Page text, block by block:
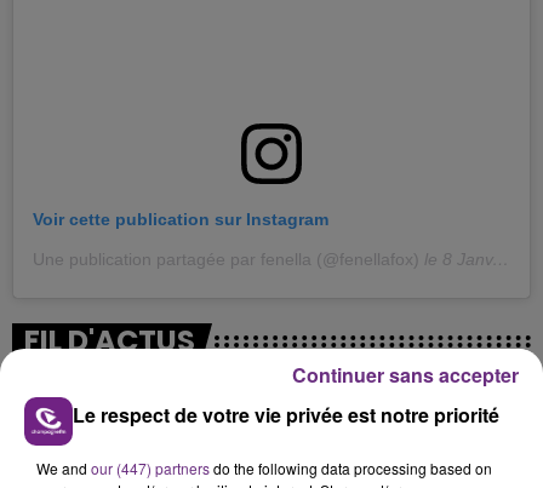
Voir cette publication sur Instagram
Une publication partagée par fenella (@fenellafox) le 8 Janv. 2019 à 3 :58 PST
FIL D'ACTUS
Le respect de votre vie privée est notre priorité
We and our (447) partnersdo the following data processing based on
Continuer sans accepter